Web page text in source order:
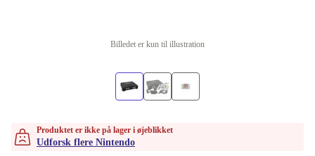
Billedet er kun til illustration
Produktet er ikke på lager i øjeblikket
Udforsk flere Nintendo